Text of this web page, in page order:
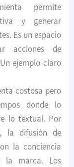
permite
y generar
Es un espacio
acciones de
ejemplo claro
costosa pero
donde lo
lo textual. Por
la difusión de
la conciencia
la marca. Los